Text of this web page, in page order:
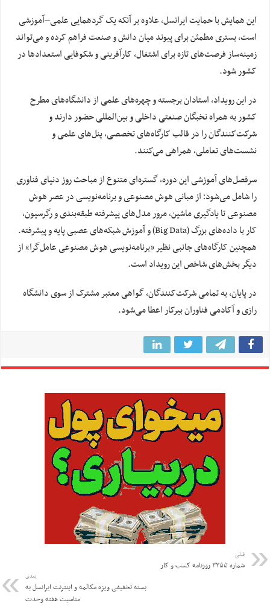
این همایش با حمایت ایرانسل، علاوه بر آنکه یک گردهمایی علمی–آموزشی
است، بستری مطمئن برای پیوند میان دانش و صنعت فراهم کرده و می‌تواند
زمینه‌ساز فرصت‌های تازه برای اشتغال، کارآفرینی و شکوفایی استعدادها در
کشور شود.
در این رویداد، استادان برجسته و چهره‌های علمی از دانشگاه‌های مطرح
کشور به همراه نخبگان صنعتی داخلی و بین‌المللی حضور دارند و
شرکت‌کنندگان را در قالب کارگاه‌های تخصصی، پنل‌های علمی و
نشست‌های تعاملی، همراهی می‌کنند.
سرفصل‌های آموزشی این دوره، گستره‌ای متنوع از مباحث روز دنیای فناوری
را شامل می‌شود؛ از مبانی هوش مصنوعی و برنامه‌نویسی در عصر هوش
مصنوعی تا یادگیری ماشین، مرور مدل‌های پیشرفته طبقه‌بندی و رگرسیون،
کار با داده‌های بزرگ (Big Data) و آموزش شبکه‌های عصبی پایه و پیشرفته.
همچنین کارگاه‌های جانبی نظیر «برنامه‌نویسی هوش مصنوعی عامل‌گرا» از
دیگر بخش‌های شاخص این رویداد است.
در پایان، به تمامی شرکت‌کنندگان، گواهی معتبر مشترک از سوی دانشگاه
رازی و آکادمی فناوران بیرکار اعطا می‌شود.
قبلی
شماره ۳۳۵۵ روزنامه کسب و کار
بعدی
بسته تخفیفی ویژه مکالمه و اینترنت ایرانسل به
مناسبت هفته وحدت